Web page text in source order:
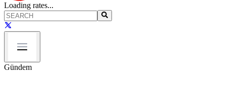
Loading rates...
Gündem